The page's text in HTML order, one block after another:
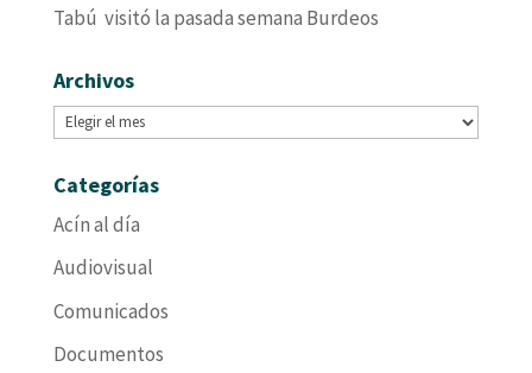
Tabú visitó la pasada semana Burdeos
Archivos
Archivos
Categorías
Acín al día
Audiovisual
Comunicados
Documentos